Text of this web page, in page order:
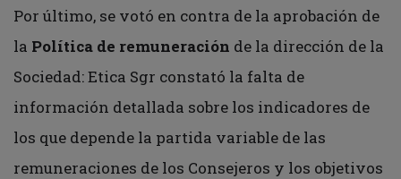
Por último, se votó en contra de la aprobación de
la Política de remuneración de la dirección de la
Sociedad: Etica Sgr constató la falta de
información detallada sobre los indicadores de
los que depende la partida variable de las
remuneraciones de los Consejeros y los objetivos